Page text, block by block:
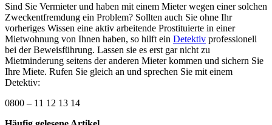
Sind Sie Vermieter und haben mit einem Mieter wegen einer solchen
Zweckentfremdung ein Problem? Sollten auch Sie ohne Ihr
vorheriges Wissen eine aktiv arbeitende Prostituierte in einer
Mietwohnung von Ihnen haben, so hilft ein Detektiv professionell
bei der Beweisführung. Lassen sie es erst gar nicht zu
Mietminderung seitens der anderen Mieter kommen und sichern Sie
Ihre Miete. Rufen Sie gleich an und sprechen Sie mit einem
Detektiv:
0800 – 11 12 13 14